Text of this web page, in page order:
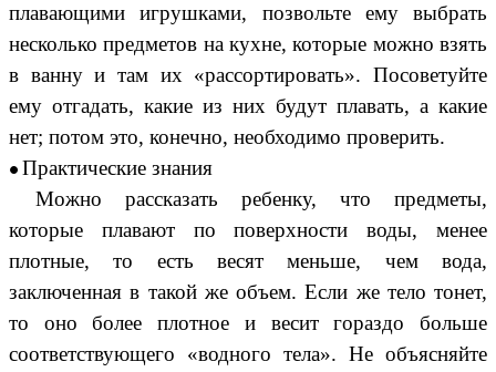
плавающими игрушками, позвольте ему выбрать
несколько предметов на кухне, которые можно взять
в ванну и там их «рассортировать». Посоветуйте
ему отгадать, какие из них будут плавать, а какие
нет; потом это, конечно, необходимо проверить.
Практические знания
Можно рассказать ребенку, что предметы,
которые плавают по поверхности воды, менее
плотные, то есть весят меньше, чем вода,
заключенная в такой же объем. Если же тело тонет,
то оно более плотное и весит гораздо больше
соответствующего «водного тела». Не объясняйте